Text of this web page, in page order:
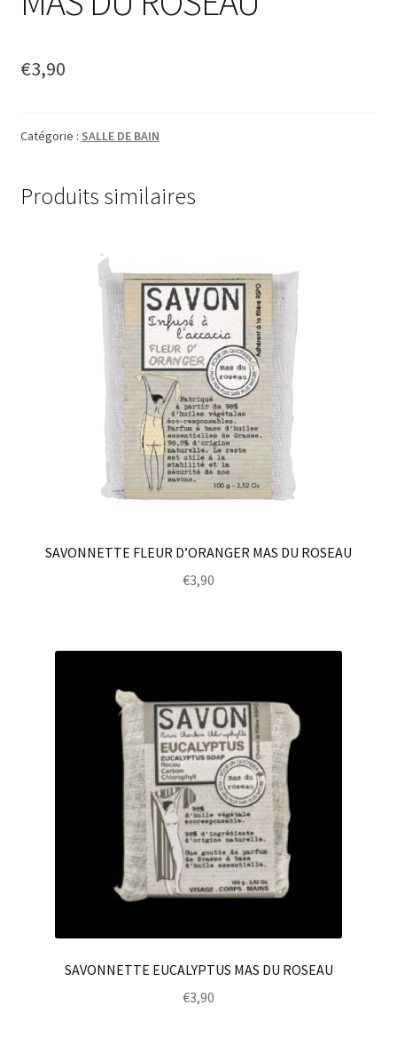
€3,90
Catégorie : SALLE DE BAIN
Produits similaires
SAVONNETTE FLEUR D’ORANGER MAS DU ROSEAU
€3,90
SAVONNETTE EUCALYPTUS MAS DU ROSEAU
€3,90